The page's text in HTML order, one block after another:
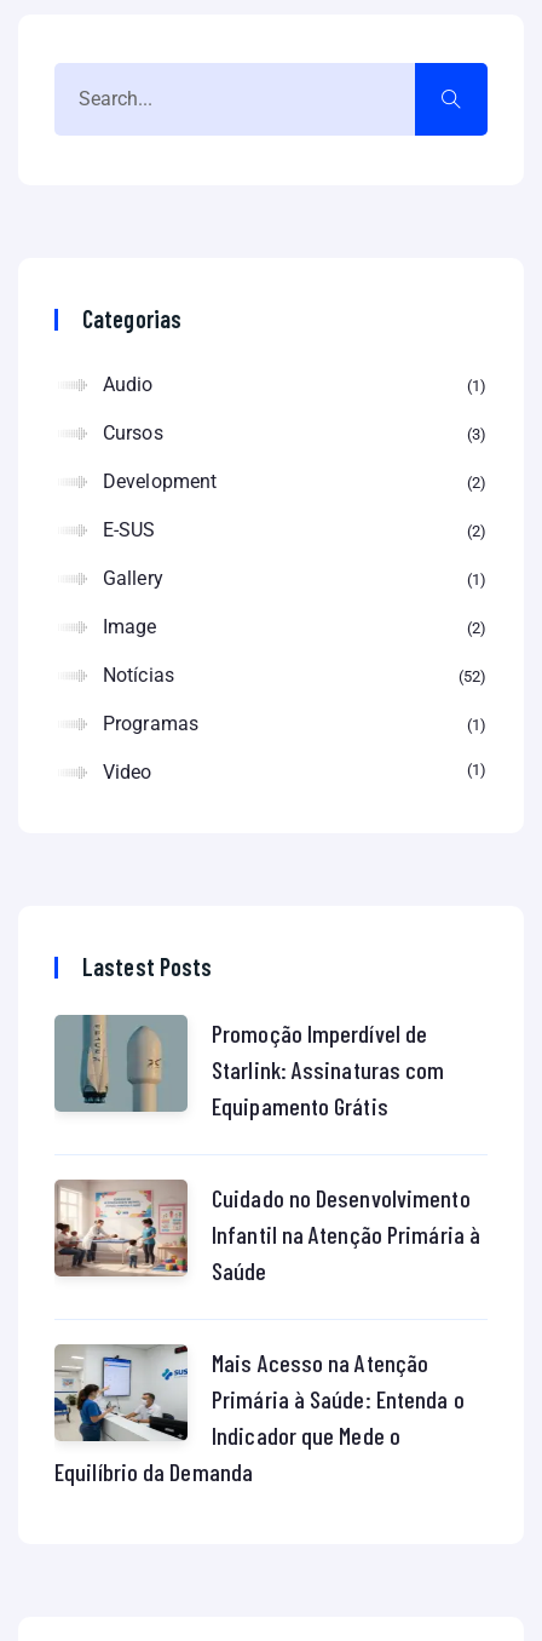
Categorias
Audio 1
Cursos 3
Development 2
E-SUS 2
Gallery 1
Image 2
Notícias 52
Programas 1
Video 1
Lastest Posts
Promoção Imperdível de
Starlink: Assinaturas com
Equipamento Grátis
Cuidado no Desenvolvimento
Infantil na Atenção Primária à
Saúde
Mais Acesso na Atenção
Primária à Saúde: Entenda o
Indicador que Mede o
Equilíbrio da Demanda